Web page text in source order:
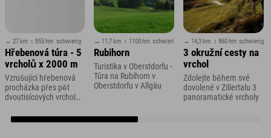
↔ 27 km ↕ 855 hm schwierig
Hřebenová túra - 5
vrcholů x 2000 m
Vzrušující hřebenová
procházka přes pět
dvoutisícových vrcholů
Horním Rakousku
↔ 11,7 km ↕ 1100 hm schwierig
Rubihorn
Turistika v Oberstdorfu -
Túra na Rubihorn v
Oberstdorfu v Allgäu
↔ 14,3 km ↕ 860 hm schwierig
3 okružní cesty na
vrchol
Zdolejte během své
dovolené v Zillertalu 3
panoramatické vrcholy